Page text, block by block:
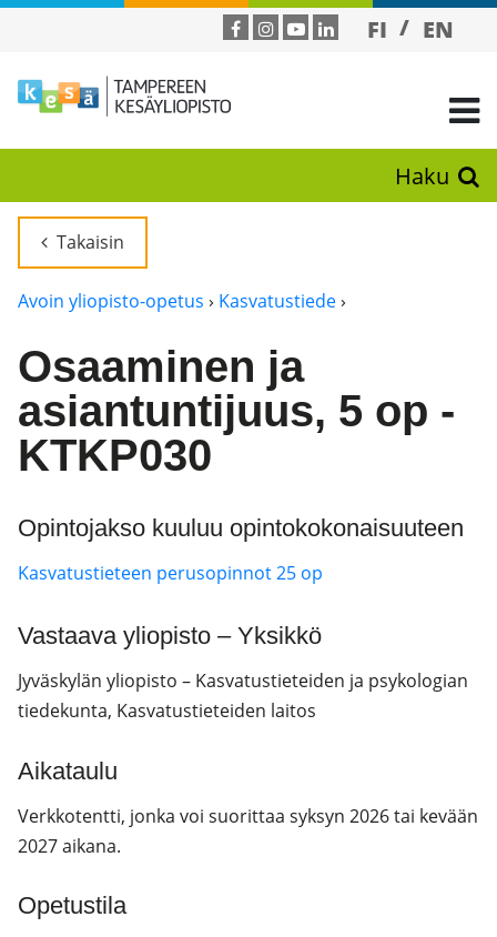
FI EN
Haku
Takaisin
Avoin yliopisto-opetus › Kasvatustiede›
Osaaminen ja
asiantuntijuus, 5 op -
KTKP030
Opintojakso kuuluu opintokokonaisuuteen
Kasvatustieteen perusopinnot 25 op
Vastaava yliopisto – Yksikkö
Jyväskylän yliopisto – Kasvatustieteiden ja psykologian
tiedekunta, Kasvatustieteiden laitos
Aikataulu
Verkkotentti, jonka voi suorittaa syksyn 2026 tai kevään
2027 aikana.
Opetustila